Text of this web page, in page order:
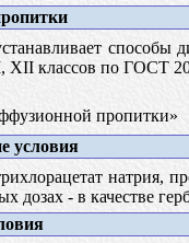
XII классов по ГОСТ
пропитки»
условия
натрия,
дозах - в качестве